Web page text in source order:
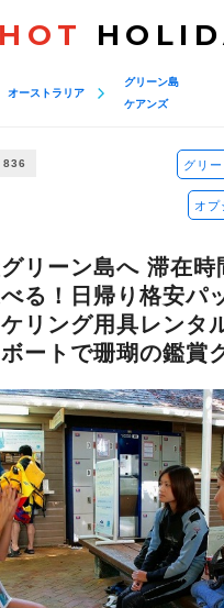
HOT
オーストラリア
グリーン島
ケアンズ
836 グリ
オプ
リーン島へ 滞在時
る！日帰り格安パ
ケリング用具レンタ
ートで珊瑚の鑑賞